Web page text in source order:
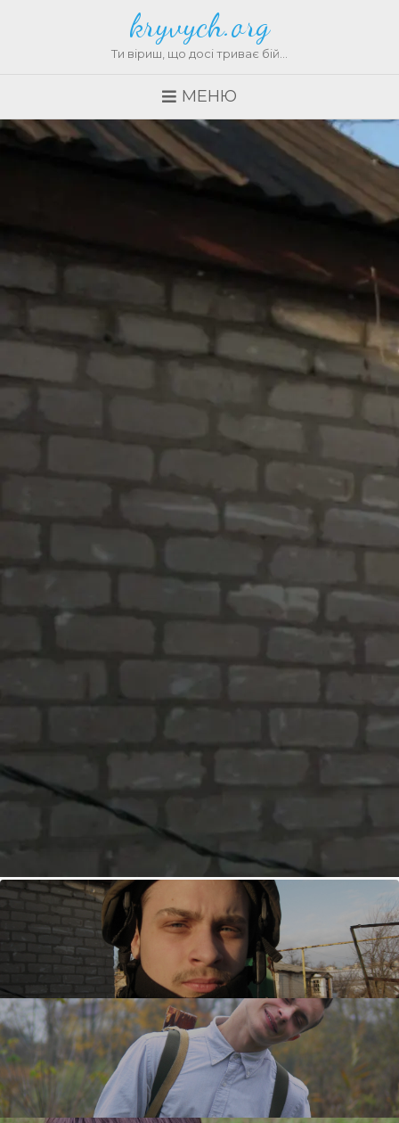
kryvych.org
Ти віриш, що досі триває бій…
МЕНЮ